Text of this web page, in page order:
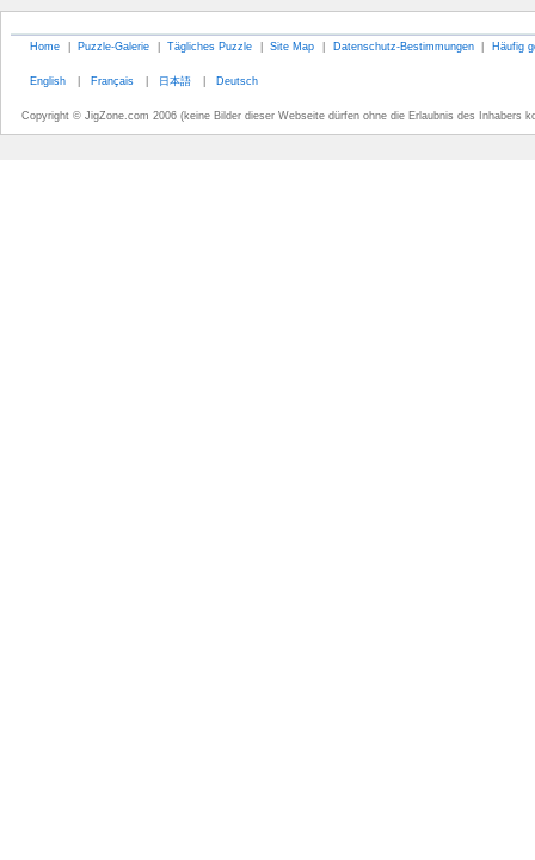
Home | Puzzle-Galerie | Tägliches Puzzle | Site Map | Datenschutz-Bestimmungen | Häufig
English | Français | 日本語 | Deutsch
Copyright © JigZone.com 2006 (keine Bilder dieser Webseite dürfen ohne die Erlaubnis des Inhabers